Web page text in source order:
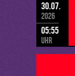
30.07.
2026
05:55
Uhr